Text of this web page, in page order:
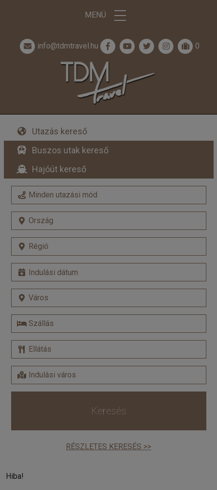
MENÜ
info@tdmtravel.hu 0
Utazás kereső
Buszos utak kereső
Hajóút kereső
Keresés
RÉSZLETES KERESÉS >>
Hiba!